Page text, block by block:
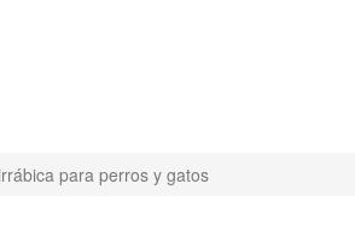
para perros y gatos